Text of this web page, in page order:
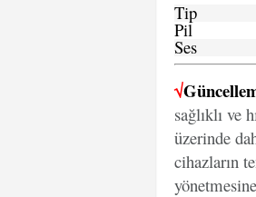
Tip
Pil
Ses
√
sağlıklı ve
üzerinde
cihazların